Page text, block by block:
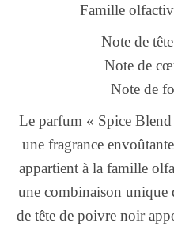
Famille
Note de
Note de
Note de
Le parfum « Spice
une fragrance
appartient à la famille
une combinaison unique
de tête de poivre noir